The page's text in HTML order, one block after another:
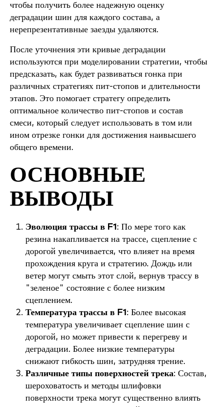
чтобы получить более надежную оценку
деградации шин для каждого состава, а
нерепрезентативные заезды удаляются.
После уточнения эти кривые деградации
используются при моделировании стратегии, чтобы
предсказать, как будет развиваться гонка при
различных стратегиях пит-стопов и длительности
этапов. Это помогает стратегу определить
оптимальное количество пит-стопов и состав
смеси, который следует использовать в том или
ином отрезке гонки для достижения наивысшего
общего времени.
ОСНОВНЫЕ
ВЫВОДЫ
Эволюция трассы в F1: По мере того как
резина накапливается на трассе, сцепление с
дорогой увеличивается, что влияет на время
прохождения круга и стратегию. Дождь или
ветер могут смыть этот слой, вернув трассу в
"зеленое" состояние с более низким
сцеплением.
Температура трассы в F1: Более высокая
температура увеличивает сцепление шин с
дорогой, но может привести к перегреву и
деградации. Более низкие температуры
снижают гибкость шин, затрудняя трение.
Различные типы поверхностей трека: Состав,
шероховатость и методы шлифовки
поверхности трека могут существенно влиять